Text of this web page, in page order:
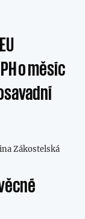
o měsíc
Zákostelská